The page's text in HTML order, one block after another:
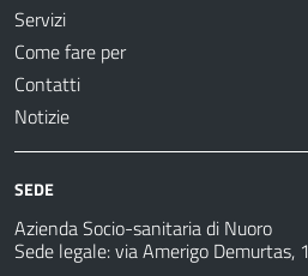
Servizi
Come fare per
Contatti
Notizie
SEDE
Azienda Socio-sanitaria di Nuoro
Sede legale: via Amerigo Demurtas,